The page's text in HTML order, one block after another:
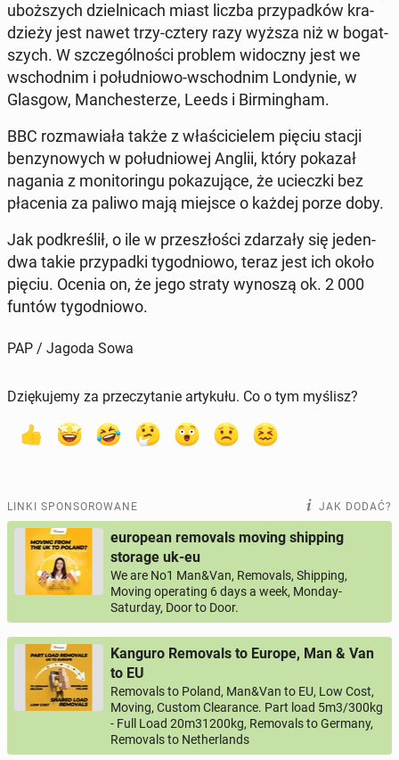
uboż­szych dziel­ni­cach miast liczba przy­pad­ków kra­
dzie­ży jest nawet trzy-cztery razy wyższa niż w bo­gat­
szych. W szcze­gól­no­ści problem wi­docz­ny jest we
wschod­nim i po­łu­dnio­wo-wschod­nim Lon­dy­nie, w
Glasgow, Man­che­ste­rze, Leeds i Bir­ming­ham.
BBC roz­ma­wia­ła także z wła­ści­cie­lem pięciu stacji
ben­zy­no­wych w po­łu­dnio­wej Anglii, który pokazał
nagania z mo­ni­to­rin­gu po­ka­zu­ją­ce, że uciecz­ki bez
pła­ce­nia za paliwo mają miejsce o każdej porze doby.
Jak pod­kre­ślił, o ile w prze­szło­ści zda­rza­ły się jeden-
dwa takie przy­pad­ki ty­go­dnio­wo, teraz jest ich około
pięciu. Ocenia on, że jego straty wynoszą ok. 2 000
funtów ty­go­dnio­wo.
PAP / Jagoda Sowa
Dziękujemy za przeczytanie artykułu. Co o tym myślisz?
LINKI SPONSOROWANE JAK DODAĆ?
european removals moving shipping
storage uk-eu
We are No1 Man&Van, Removals, Shipping,
Moving operating 6 days a week, Monday-
Saturday, Door to Door.
Kanguro Removals to Europe, Man & Van
to EU
Removals to Poland, Man&Van to EU, Low Cost,
Moving, Custom Clearance. Part load 5m3/300kg
- Full Load 20m31200kg, Removals to Germany,
Removals to Netherlands